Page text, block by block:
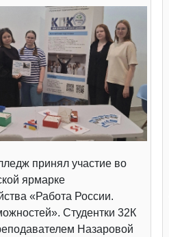
принял участие во
ярмарке
«Работа России.
Студентки 32К
Назаровой